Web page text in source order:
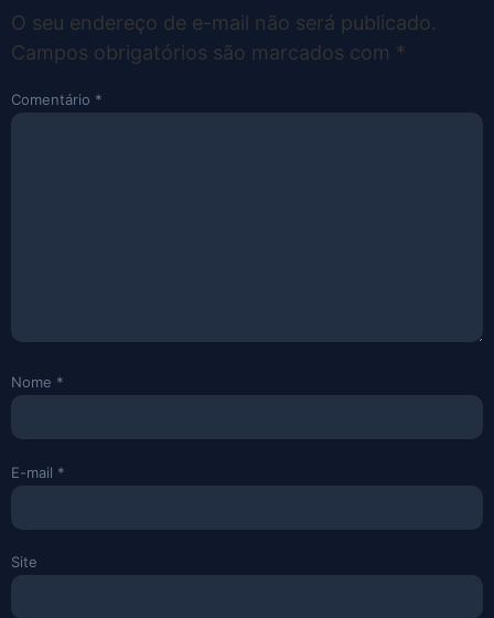
O seu endereço de e-mail não será publicado.
Campos obrigatórios são marcados com *
Comentário *
Nome *
E-mail *
Site